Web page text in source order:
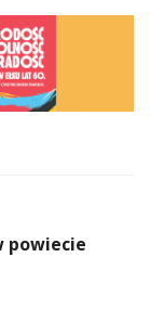
powiecie